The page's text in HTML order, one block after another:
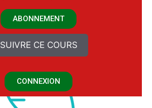
ABONNEMENT
SUIVRE CE COURS
CONNEXION